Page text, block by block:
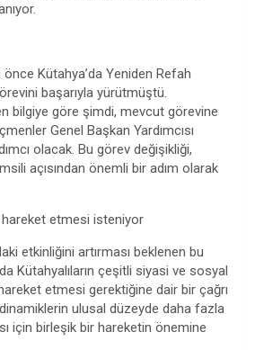
Kütahya’da Yeniden Refah
başarıyla yürütmüştü.
bilgiye göre şimdi, mevcut görevine
Genel Başkan Yardımcısı
olacak. Bu görev değişikliği,
açısından önemli bir adım olarak
hareket etmesi isteniyor
etkinliğini artırması beklenen bu
Kütahyalıların çeşitli siyasi ve sosyal
etmesi gerektiğine dair bir çağrı
ulusal düzeyde daha fazla
için birleşik bir hareketin önemine